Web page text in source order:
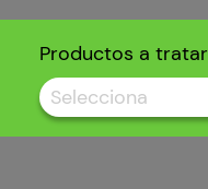
Productos a tratar
Selecciona